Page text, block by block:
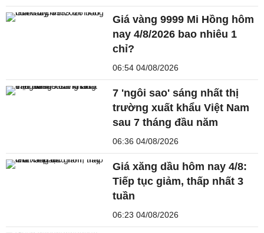
Giá vàng 9999 Mi Hồng hôm
nay 4/8/2026 bao nhiêu 1
chỉ?
06:54 04/08/2026
7 'ngôi sao' sáng nhất thị
trường xuất khẩu Việt Nam
sau 7 tháng đầu năm
06:36 04/08/2026
Giá xăng dầu hôm nay 4/8:
Tiếp tục giảm, thấp nhất 3
tuần
06:23 04/08/2026